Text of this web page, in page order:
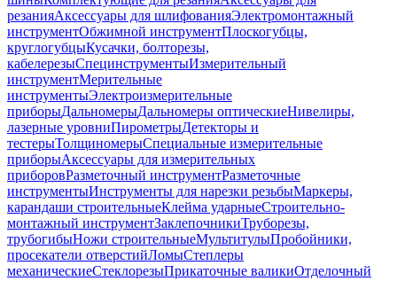
резанияАксессуары для шлифованияЭлектромонтажный
инструментОбжимной инструментПлоскогубцы,
круглогубцыКусачки, болторезы,
кабелерезыСпецинструментыИзмерительный
инструментМерительные
инструментыЭлектроизмерительные
приборыДальномерыДальномеры оптическиеНивелиры,
лазерные уровниПирометрыДетекторы и
тестерыТолщиномерыСпециальные измерительные
приборыАксессуары для измерительных
приборовРазметочный инструментРазметочные
инструментыИнструменты для нарезки резьбыМаркеры,
карандаши строительныеКлейма ударныеСтроительно-
монтажный инструментЗаклепочникиТруборезы,
трубогибыНожи строительныеМультитулыПробойники,
просекатели отверстийЛомыСтеплеры
механическиеСтеклорезыПрикаточные валикиОтделочный